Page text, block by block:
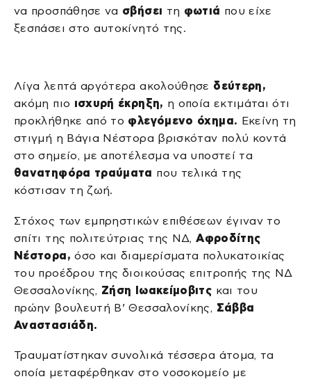
να προσπάθησε να σβήσει τη φωτιά που είχε
ξεσπάσει στο αυτοκίνητό της.
Λίγα λεπτά αργότερα ακολούθησε δεύτερη,
ακόμη πιο ισχυρή έκρηξη, η οποία εκτιμάται ότι
προκλήθηκε από το φλεγόμενο όχημα. Εκείνη τη
στιγμή η Βάγια Νέστορα βρισκόταν πολύ κοντά
στο σημείο, με αποτέλεσμα να υποστεί τα
θανατηφόρα τραύματα που τελικά της
κόστισαν τη ζωή.
Στόχος των εμπρηστικών επιθέσεων έγιναν το
σπίτι της πολιτεύτριας της ΝΔ,Αφροδίτης
Νέστορα, όσο και διαμερίσματα πολυκατοικίας
του προέδρου της διοικούσας επιτροπής της ΝΔ
Θεσσαλονίκης, Ζήση Ιωακείμοβιτς και του
πρώην βουλευτή Β’ Θεσσαλονίκης, Σάββα
Αναστασιάδη.
Τραυματίστηκαν συνολικά τέσσερα άτομα, τα
οποία μεταφέρθηκαν στο νοσοκομείο με